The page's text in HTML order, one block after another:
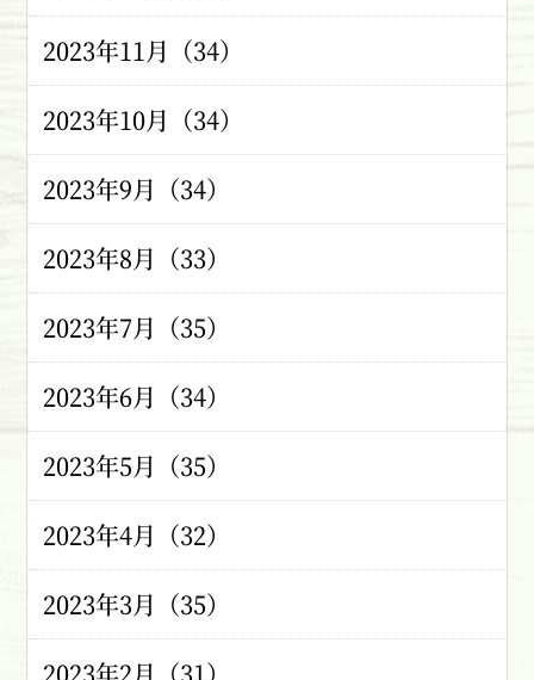
2023年11月（34）
2023年10月（34）
2023年9月（34）
2023年8月（33）
2023年7月（35）
2023年6月（34）
2023年5月（35）
2023年4月（32）
2023年3月（35）